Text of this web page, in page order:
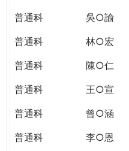
民。
TODAY
WORLD
普通科
吳○諭
普通科
林○宏
普通科
陳○仁
普通科
王○宣
普通科
曾○涵
普通科
李○恩